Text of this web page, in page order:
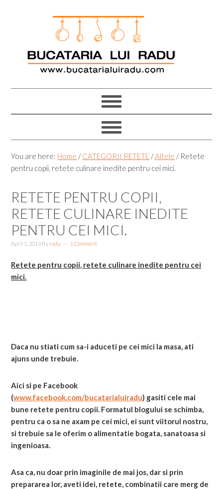
You are here: Home / CATEGORII RETETE /Altele /Retete
pentru copii, retete culinare inedite pentru cei mici.
RETETE PENTRU COPII,
RETETE CULINARE INEDITE
PENTRU CEI MICI.
April 1, 2014 By radu 1 Comment
Retete pentru copii, retete culinare inedite pentru cei
mici.
Daca nu stiati cum sa-i aduceti pe cei mici la masa, ati
ajuns unde trebuie.
Aici si pe Facebook
(www.facebook.com/bucatarialuiradu) gasiti cele mai
bune retete pentru copii. Formatul blogului se schimba,
pentru ca o sa ne axam pe cei mici, ei sunt viitorul nostru,
si trebuie sa le oferim o alimentatie bogata, sanatoasa si
ingenioasa.
Asa ca, nu doar prin imaginile de mai jos, dar si prin
prepararea lor, aveti idei, retete, combinatii care merg de